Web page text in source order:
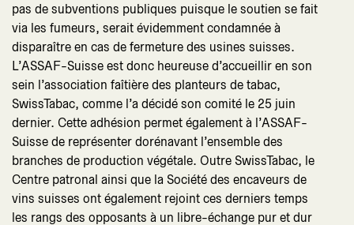
pas de subventions publiques puisque le soutien se fait
via les fumeurs, serait évidemment condamnée à
disparaître en cas de fermeture des usines suisses.
L’ASSAF-Suisse est donc heureuse d’accueillir en son
sein l’association faîtière des planteurs de tabac,
SwissTabac, comme l’a décidé son comité le 25 juin
dernier. Cette adhésion permet également à l’ASSAF-
Suisse de représenter dorénavant l’ensemble des
branches de production végétale. Outre SwissTabac, le
Centre patronal ainsi que la Société des encaveurs de
vins suisses ont également rejoint ces derniers temps
les rangs des opposants à un libre-échange pur et dur